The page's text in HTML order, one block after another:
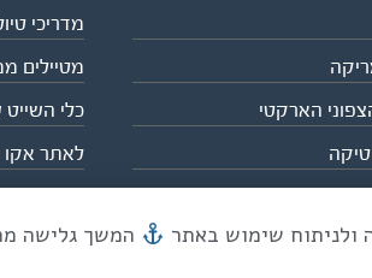
הארקטי
מדריכי
מטיילים
כלי השייט
לאתר אקו
מייל mail@eco.co.il |
המשך גלישה